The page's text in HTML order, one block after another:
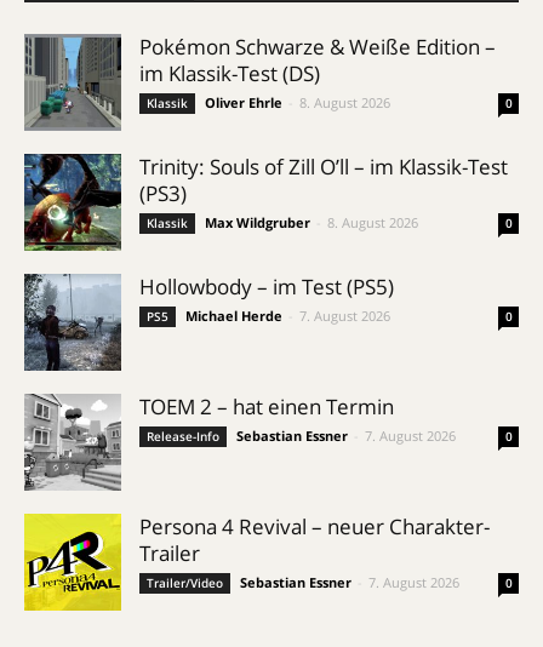
Pokémon Schwarze & Weiße Edition –
im Klassik-Test (DS)
Klassik Oliver Ehrle 8. August 2026 0
Trinity: Souls of Zill O’ll – im Klassik-Test
(PS3)
Klassik Max Wildgruber 8. August 2026 0
Hollowbody – im Test (PS5)
PS5 Michael Herde 7. August 2026 0
TOEM 2 – hat einen Termin
Release-Info Sebastian Essner 7. August 2026 0
Persona 4 Revival – neuer Charakter-
Trailer
Trailer/Video Sebastian Essner 7. August 2026 0